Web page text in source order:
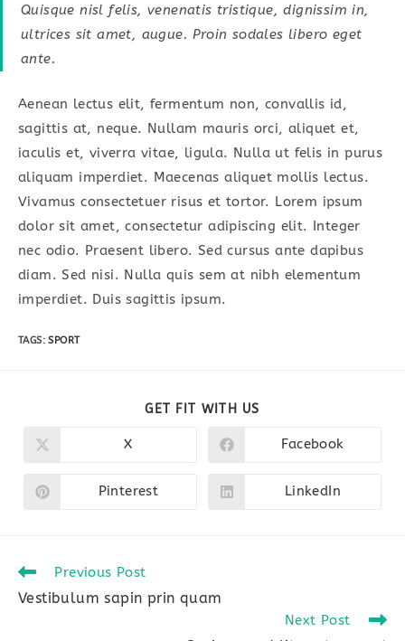
Quisque nisl felis, venenatis tristique, dignissim in,
ultrices sit amet, augue. Proin sodales libero eget
ante.
Aenean lectus elit, fermentum non, convallis id,
sagittis at, neque. Nullam mauris orci, aliquet et,
iaculis et, viverra vitae, ligula. Nulla ut felis in purus
aliquam imperdiet. Maecenas aliquet mollis lectus.
Vivamus consectetuer risus et tortor. Lorem ipsum
dolor sit amet, consectetur adipiscing elit. Integer
nec odio. Praesent libero. Sed cursus ante dapibus
diam. Sed nisi. Nulla quis sem at nibh elementum
imperdiet. Duis sagittis ipsum.
TAGS:SPORT
GET FIT WITH US
Opens
new
window
X
Opens
new
window
Facebook
Opens
Pinterest
Opens
LinkedIn
Read
articles
Previous Post
Vestibulum sapin prin quam
Next Post